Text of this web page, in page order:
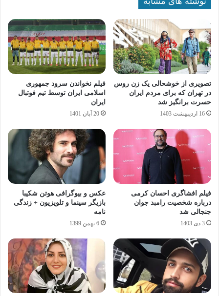
تصویری از خوشحالی یک زن روس
در تهران که برای مردم ایران
حسرت برانگیز شد
16 اردیبهشت 1403
فیلم نخواندن سرود جمهوری
اسلامی ایران توسط تیم فوتبال
ایران
20 آبان 1401
فیلم افشاگری احسان کرمی
درباره شخصیت رامبد جوان
جنجالی شد
3 دی 1403
عکس و بیوگرافی هوتن شکیبا
بازیگر سینما و تلویزیون + زندگی
نامه
6 بهمن 1399